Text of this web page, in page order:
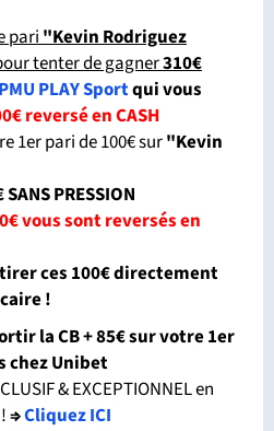
pari"Kevin Rodriguez
tenter de gagner310€
PLAY Sportqui vous
reversé en CASH
1er pari de 100€ sur"Kevin
PRESSION
vous sont reversés en
ces 100€ directement
!
la CB + 85€ sur votre 1er
chez Unibet
& EXCEPTIONNEL en
!⇒Cliquez ICI